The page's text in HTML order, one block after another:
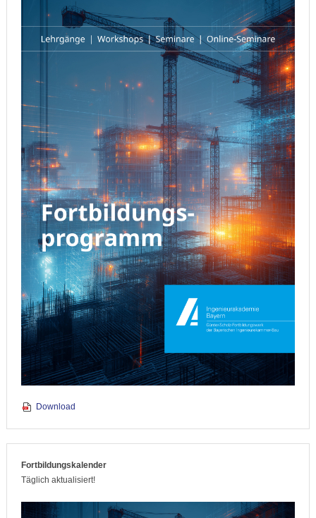
Download
Fortbildungskalender
Täglich aktualisiert!